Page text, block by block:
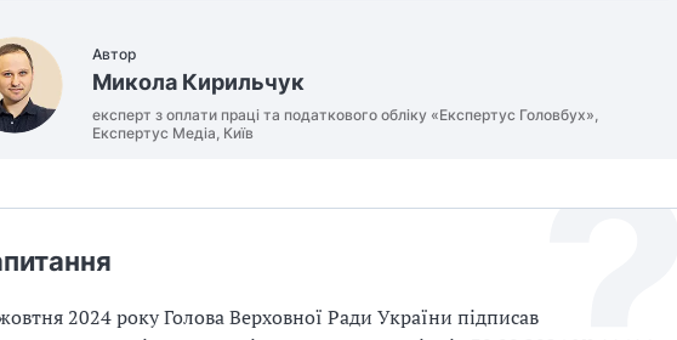
Автор
Микола Кирильчук
експерт з оплати праці та податкового обліку «Експертус Головбух»,
Експертус Медіа, Київ
2024 року Голова Верховної Ради України підписав